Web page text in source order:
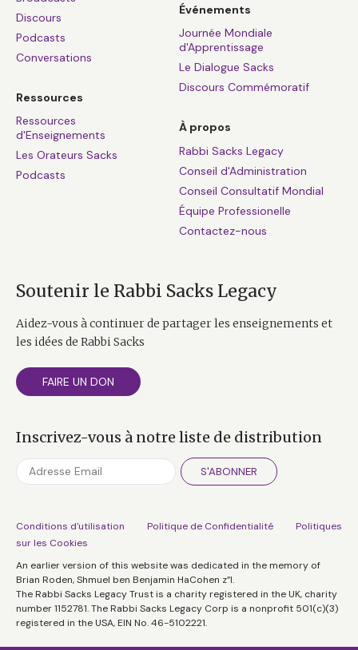
Discours
Podcasts
Conversations
Ressources
Ressources
d'Enseignements
Les Orateurs Sacks
Podcasts
Événements
Journée Mondiale
d'Apprentissage
Le Dialogue Sacks
Discours Commémoratif
À propos
Rabbi Sacks Legacy
Conseil d'Administration
Conseil Consultatif Mondial
Équipe Professionelle
Contactez-nous
Soutenir le Rabbi Sacks Legacy
Aidez-vous à continuer de partager les enseignements et
les idées de Rabbi Sacks
FAIRE UN DON
Inscrivez-vous à notre liste de distribution
S'ABONNER
Conditions d'utilisation Politique de Confidentialité
Politiques
sur les Cookies
An earlier version of this website was dedicated in the memory of
Brian Roden, Shmuel ben Benjamin HaCohen z”l.
The Rabbi Sacks Legacy Trust is a charity registered in the UK, charity
number 1152781. The Rabbi Sacks Legacy Corp is a nonprofit 501(c)(3)
registered in the USA, EIN No. 46-5102221.